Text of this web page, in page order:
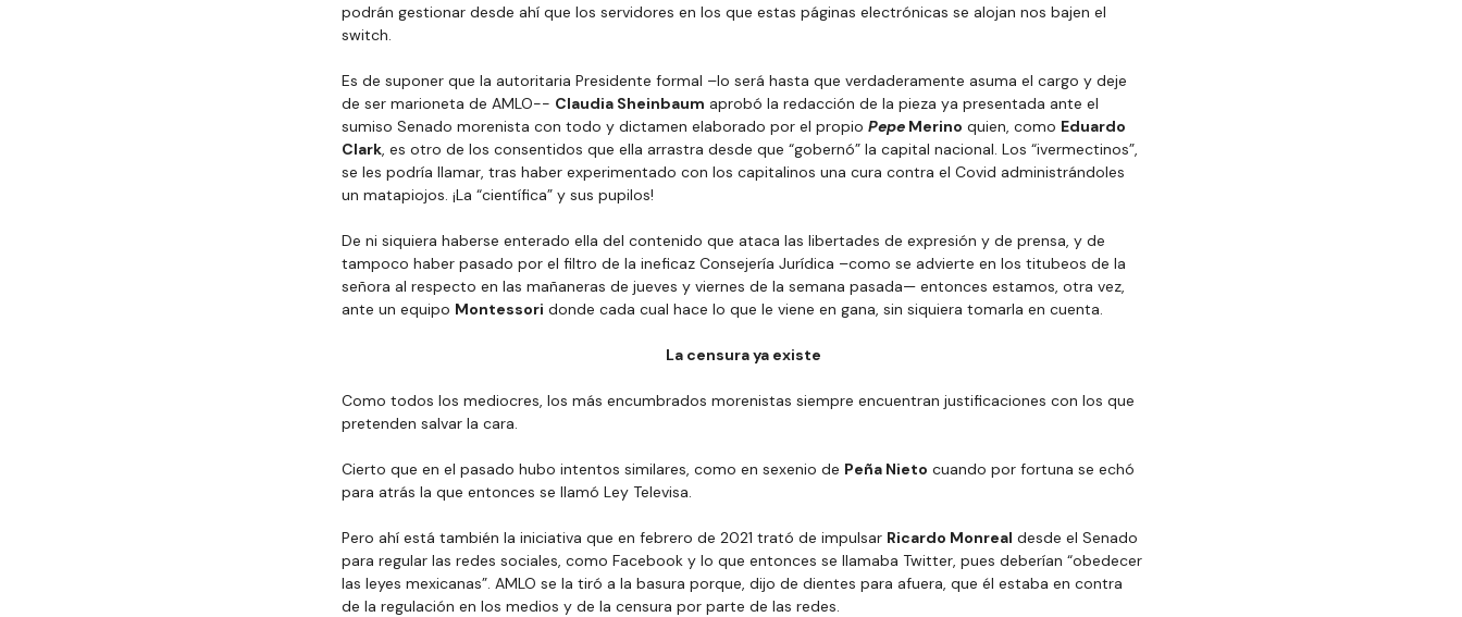
podrán gestionar desde ahí que los servidores en los que estas páginas electrónicas se alojan nos bajen el
switch.
Es de suponer que la autoritaria Presidente formal –lo será hasta que verdaderamente asuma el cargo y deje
de ser marioneta de AMLO-- Claudia Sheinbaum aprobó la redacción de la pieza ya presentada ante el
sumiso Senado morenista con todo y dictamen elaborado por el propio Pepe Merino quien, como Eduardo
Clark, es otro de los consentidos que ella arrastra desde que “gobernó” la capital nacional. Los “ivermectinos”,
se les podría llamar, tras haber experimentado con los capitalinos una cura contra el Covid administrándoles
un matapiojos. ¡La “científica” y sus pupilos!
De ni siquiera haberse enterado ella del contenido que ataca las libertades de expresión y de prensa, y de
tampoco haber pasado por el filtro de la ineficaz Consejería Jurídica –como se advierte en los titubeos de la
señora al respecto en las mañaneras de jueves y viernes de la semana pasada— entonces estamos, otra vez,
ante un equipo Montessori donde cada cual hace lo que le viene en gana, sin siquiera tomarla en cuenta.
La censura ya existe
Como todos los mediocres, los más encumbrados morenistas siempre encuentran justificaciones con los que
pretenden salvar la cara.
Cierto que en el pasado hubo intentos similares, como en sexenio de Peña Nieto cuando por fortuna se echó
para atrás la que entonces se llamó Ley Televisa.
Pero ahí está también la iniciativa que en febrero de 2021 trató de impulsar Ricardo Monreal desde el Senado
para regular las redes sociales, como Facebook y lo que entonces se llamaba Twitter, pues deberían “obedecer
las leyes mexicanas”. AMLO se la tiró a la basura porque, dijo de dientes para afuera, que él estaba en contra
de la regulación en los medios y de la censura por parte de las redes.